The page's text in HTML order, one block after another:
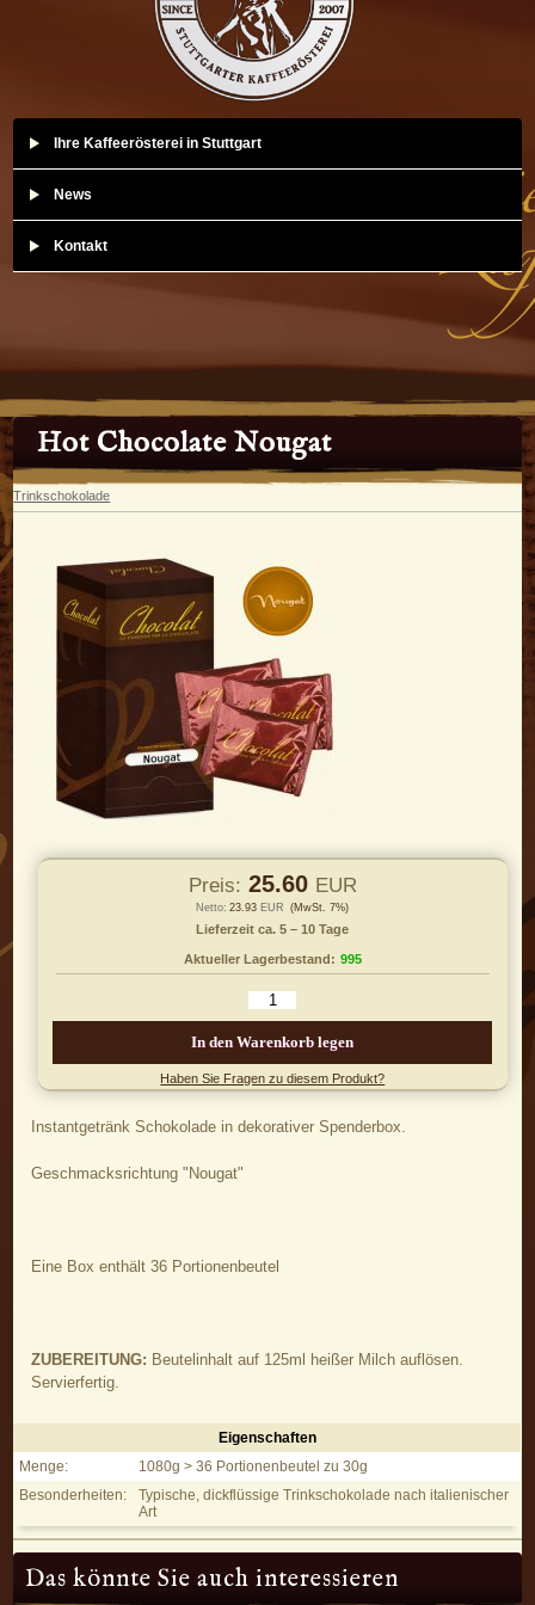
Ihre Kaffeerösterei in Stuttgart
News
Kontakt
Hot Chocolate Nougat
Trinkschokolade
Preis: 25.60 EUR
Netto: 23.93 EUR (MwSt. 7%)
Lieferzeit ca. 5 – 10 Tage
Aktueller Lagerbestand: 995
Haben Sie Fragen zu diesem Produkt?
Instantgetränk Schokolade in dekorativer Spenderbox.
Geschmacksrichtung "Nougat"
Eine Box enthält 36 Portionenbeutel
ZUBEREITUNG: Beutelinhalt auf 125ml heißer Milch auflösen.
Servierfertig.
Hot Chocolate Nougat - Eigenschaften
Eigenschaften
Menge:
1080g > 36 Portionenbeutel zu 30g
Besonderheiten:
Typische, dickflüssige Trinkschokolade nach italienischer
Art
Das könnte Sie auch interessieren